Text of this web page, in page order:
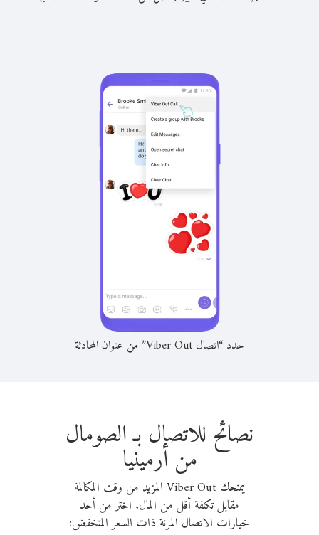
حدد “اتصال Viber Out” من عنوان المحادثة
نصائح للاتصال بـ الصومال
من أرمينيا
يمنحك Viber Out المزيد من وقت المكالمة
مقابل تكلفة أقل من المال. اختر من أحد
خيارات الاتصال المرنة ذات السعر المنخفض: